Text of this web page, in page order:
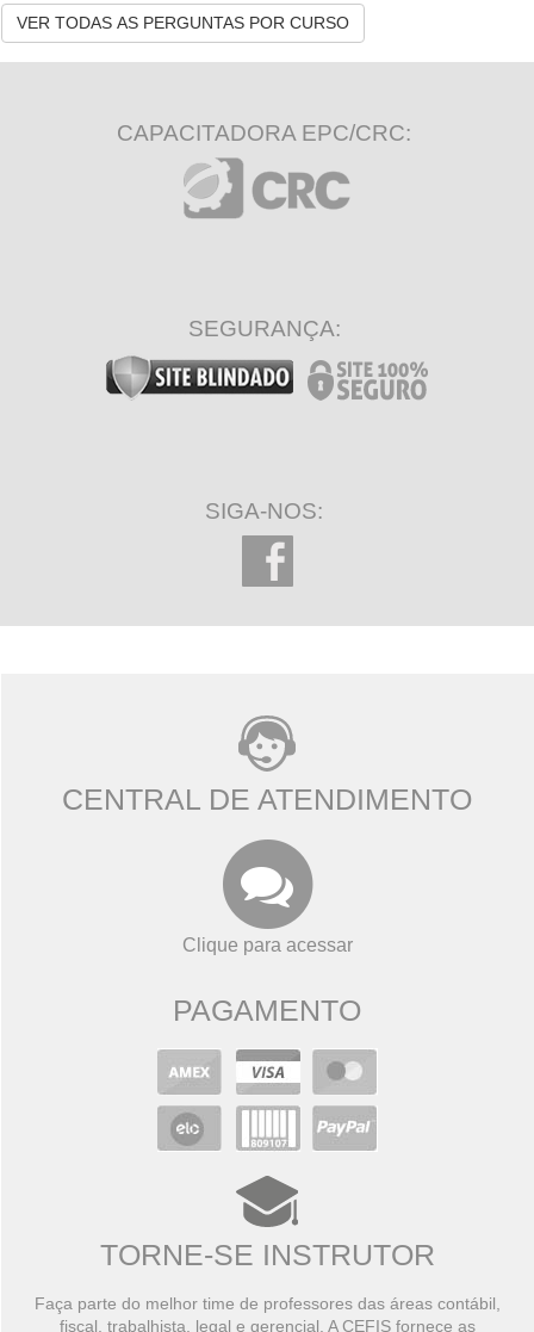
VER TODAS AS PERGUNTAS POR CURSO
CAPACITADORA EPC/CRC:
SEGURANÇA:
SIGA-NOS:
CENTRAL DE ATENDIMENTO
Clique para acessar
PAGAMENTO
TORNE-SE INSTRUTOR
Faça parte do melhor time de professores das áreas contábil,
fiscal, trabalhista, legal e gerencial. A CEFIS fornece as